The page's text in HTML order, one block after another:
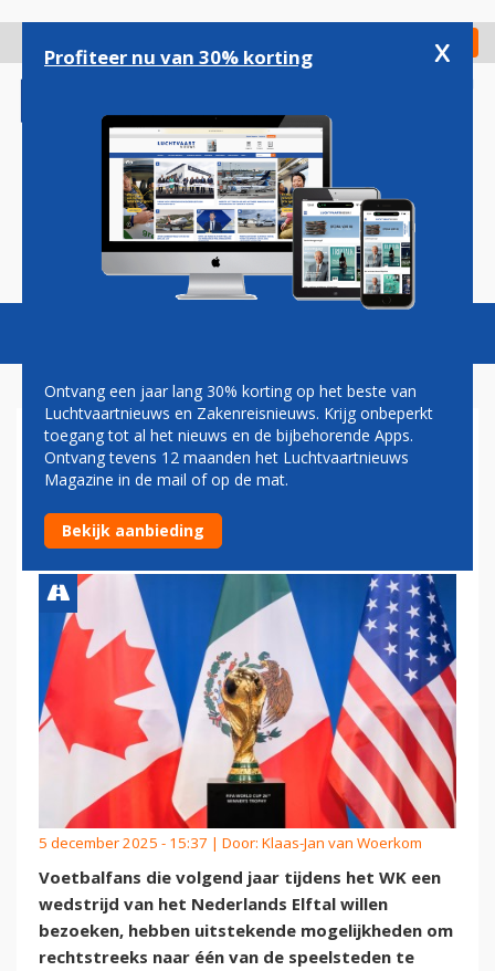
gaan
Check in
Magazine Podcasts Vacatures
WK 2026: SCHIPHOL
UITSTEKEND VERBONDEN
MET SPEELSTEDEN
5 december 2025 - 15:37 | Door: Klaas-Jan van Woerkom
Voetbalfans die volgend jaar tijdens het WK een
wedstrijd van het Nederlands Elftal willen
bezoeken, hebben uitstekende mogelijkheden om
rechtstreeks naar één van de speelsteden te
Profiteer nu van 30% korting x
Ontvang een jaar lang 30% korting op het beste van
Luchtvaartnieuws en Zakenreisnieuws. Krijg onbeperkt
toegang tot al het nieuws en de bijbehorende Apps.
Ontvang tevens 12 maanden het Luchtvaartnieuws
Magazine in de mail of op de mat.
Bekijk aanbieding